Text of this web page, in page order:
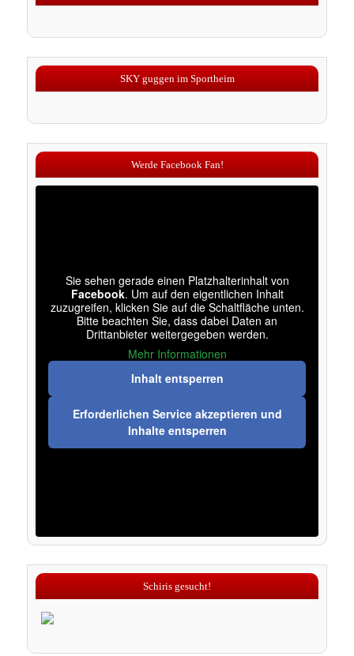
SKY guggen im Sportheim
Werde Facebook Fan!
Sie sehen gerade einen Platzhalterinhalt von
Facebook. Um auf den eigentlichen Inhalt
zuzugreifen, klicken Sie auf die Schaltfläche unten.
Bitte beachten Sie, dass dabei Daten an
Drittanbieter weitergegeben werden.
Mehr Informationen
Inhalt entsperren
Erforderlichen Service akzeptieren und
Inhalte entsperren
Schiris gesucht!